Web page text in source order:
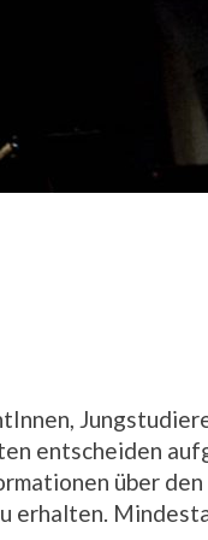
entscheiden
über
erhalten.